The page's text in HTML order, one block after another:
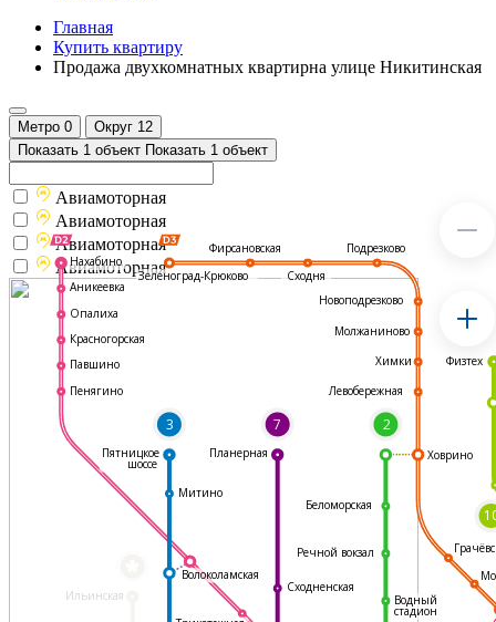
Главная
Купить квартиру
Продажа двухкомнатных квартирна улице Никитинская
Метро 0 Округ 12
Показать 1 объект Показать 1 объект
Ильинская
3 7 2
Фирсановская
Сходня
Подрезково
Новоподрезково
Молжаниново
Химки
Левобережная
Ховрино
Водный
стадион
Сходненская
Волоколамская
Митино
Нахабино
Аникеевка
Опалиха
Красногорская
Павшино
Пенягино
Пятницкое
шоссе
Планерная
Физтех
Речной вокзал
Беломорская
Зеленоград-Крюково
Авиамоторная
Авиамоторная
Авиамоторная
Авиамоторная